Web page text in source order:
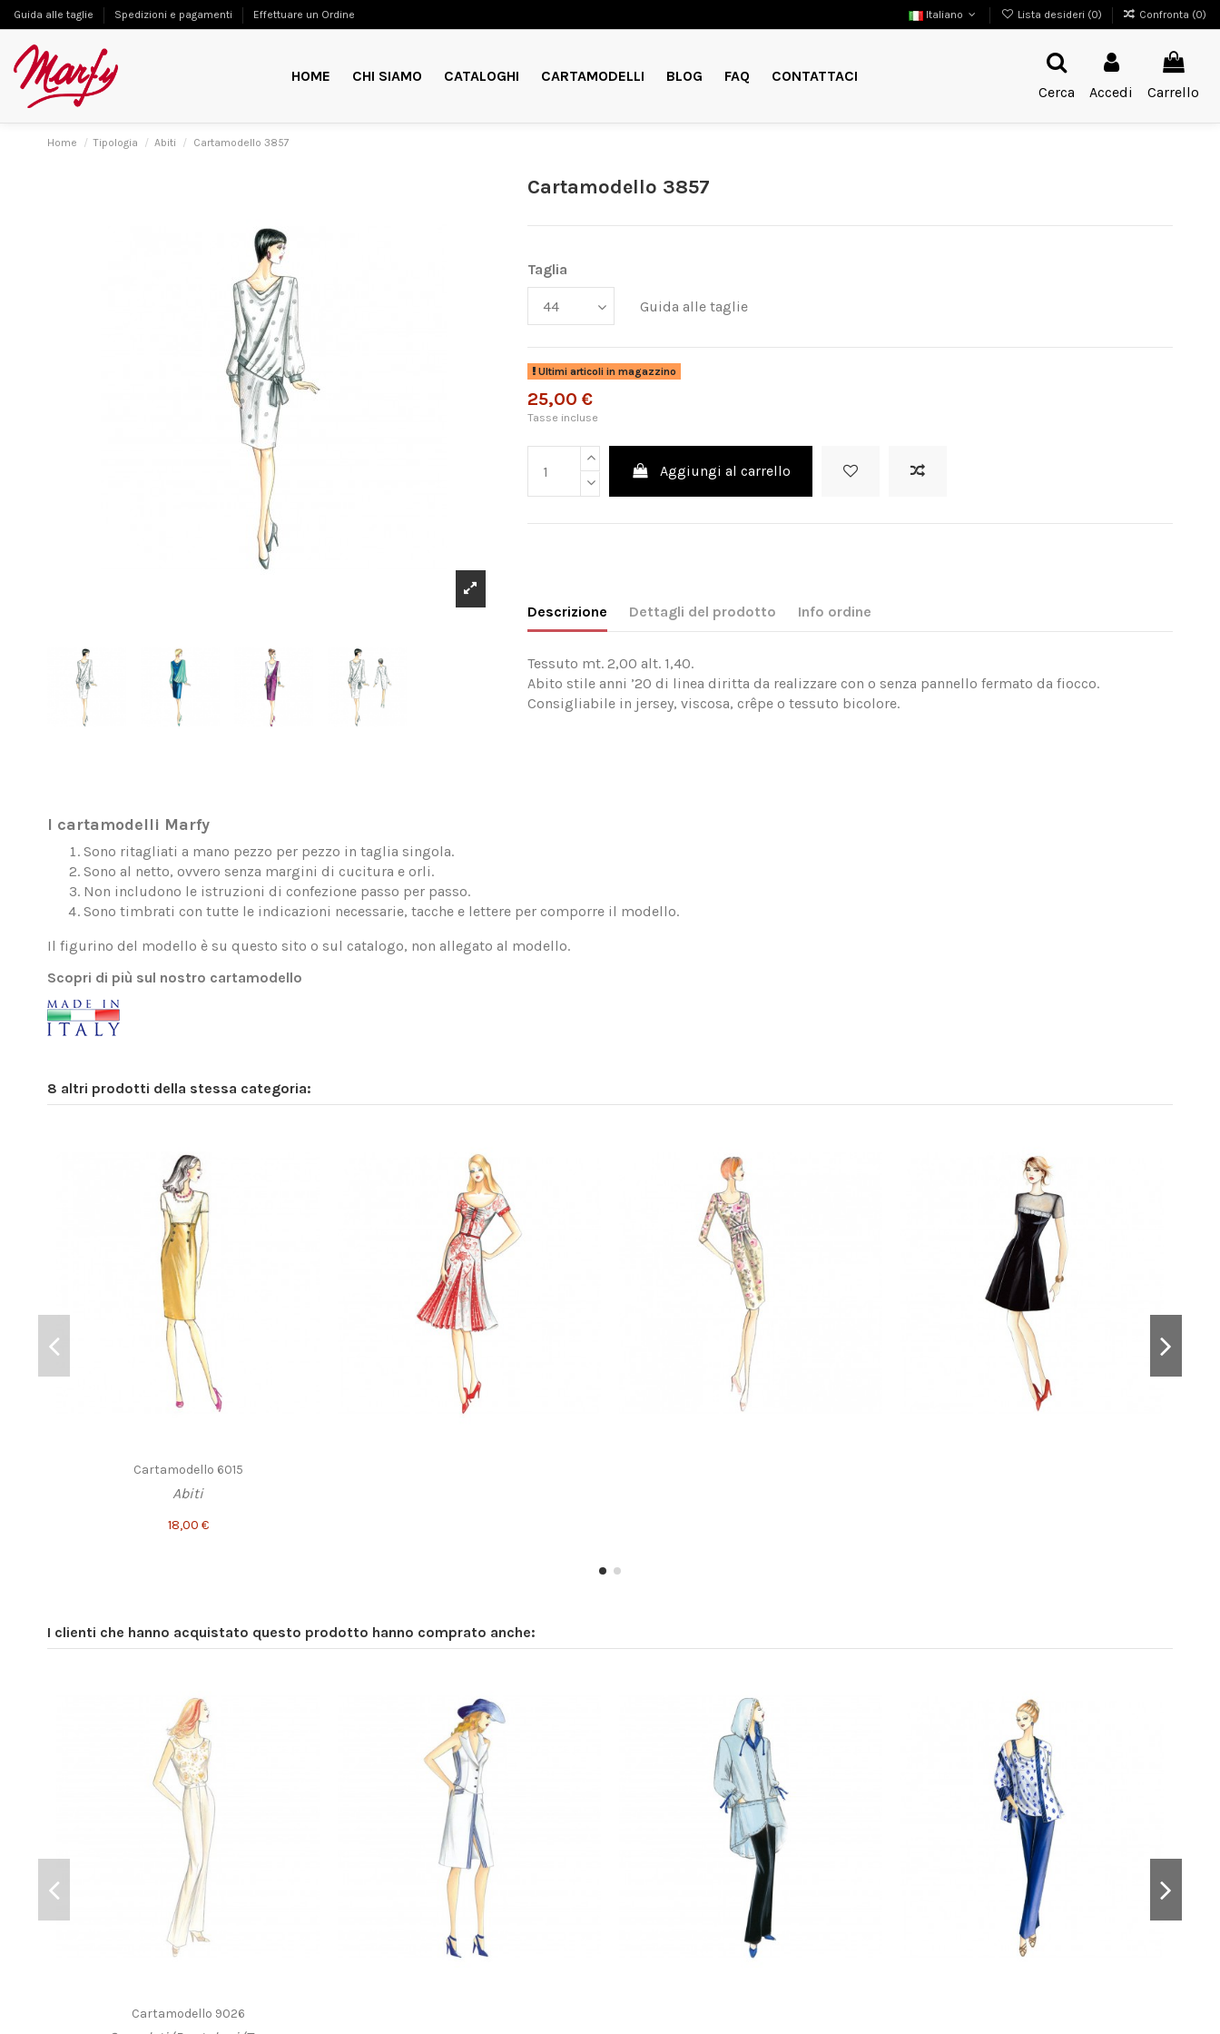
Guida alle taglie Spedizioni e pagamenti Effettuare un Ordine Italiano Lista desideri (0) Confronta (0)
HOME CHI SIAMO CATALOGHI CARTAMODELLI BLOG FAQ
CONTATTACI
Cerca
Accedi Carrello
Home Tipologia Abiti Cartamodello 3857
Cartamodello 3857
Taglia
Guida alle taglie
Ultimi articoli in magazzino
25,00 €
Tasse incluse
Aggiungi al carrello
Descrizione Dettagli del prodotto Info ordine
Tessuto mt. 2,00 alt. 1,40.
Abito stile anni ’20 di linea diritta da realizzare con o senza pannello fermato da fiocco.
Consigliabile in jersey, viscosa, crêpe o tessuto bicolore.
I cartamodelli Marfy
Sono ritagliati a mano pezzo per pezzo in taglia singola.
Sono al netto, ovvero senza margini di cucitura e orli.
Non includono le istruzioni di confezione passo per passo.
Sono timbrati con tutte le indicazioni necessarie, tacche e lettere per comporre il modello.
Il figurino del modello è su questo sito o sul catalogo, non allegato al modello.
Scopri di più sul nostro cartamodello
8 altri prodotti della stessa categoria:
Cartamodello 6015
Abiti
18,00 €
I clienti che hanno acquistato questo prodotto hanno comprato anche:
Cartamodello 9026